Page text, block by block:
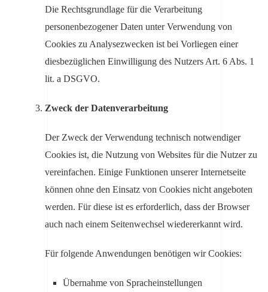
Die Rechtsgrundlage für die Verarbeitung
personenbezogener Daten unter Verwendung von
Cookies zu Analysezwecken ist bei Vorliegen einer
diesbezüglichen Einwilligung des Nutzers Art. 6 Abs. 1
lit. a DSGVO.
Zweck der Datenverarbeitung
Der Zweck der Verwendung technisch notwendiger
Cookies ist, die Nutzung von Websites für die Nutzer zu
vereinfachen. Einige Funktionen unserer Internetseite
können ohne den Einsatz von Cookies nicht angeboten
werden. Für diese ist es erforderlich, dass der Browser
auch nach einem Seitenwechsel wiedererkannt wird.
Für folgende Anwendungen benötigen wir Cookies:
Übernahme von Spracheinstellungen